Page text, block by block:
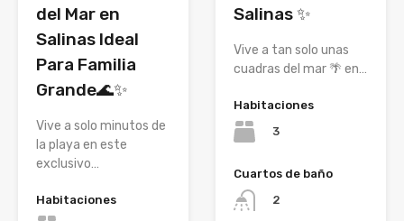
del Mar en
Salinas Ideal
Para Familia
Grande🌊✨
Vive a solo minutos de
la playa en este
exclusivo…
Habitaciones
Salinas ✨
Vive a tan solo unas
cuadras del mar 🌴 en…
Habitaciones
3
Cuartos de baño
2